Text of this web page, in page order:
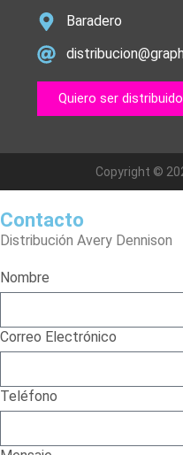
Baradero
Quiero ser
Copyright ©
Contacto
Distribución Avery Dennison
Nombre
Correo Electrónico
Teléfono